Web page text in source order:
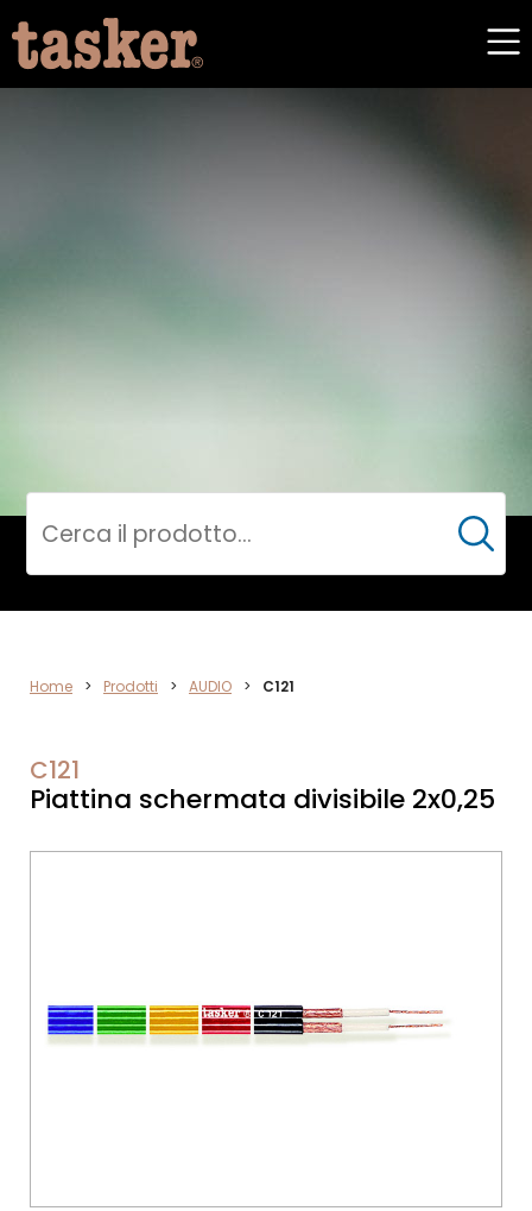
VIDEO
Cerca
Home > Prodotti > AUDIO > C121
C121
Piattina schermata divisibile 2x0,25